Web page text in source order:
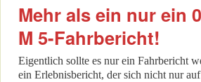
Mehr als ein nur ein
M 5-Fahrbericht!
Eigentlich sollte es nur ein Fahrbericht
ein Erlebnisbericht, der sich nicht nur auf